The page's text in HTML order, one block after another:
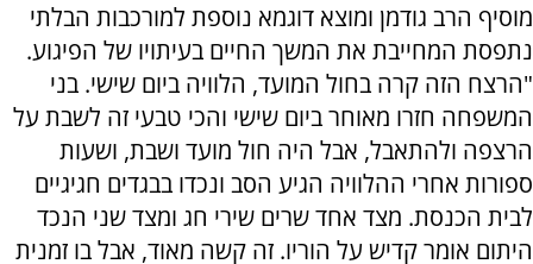
מוסיף הרב גודמן ומוצא דוגמא נוספת למורכבות הבלתי
נתפסת המחייבת את המשך החיים בעיתויו של הפיגוע.
"הרצח הזה קרה בחול המועד, הלוויה ביום שישי. בני
המשפחה חזרו מאוחר ביום שישי והכי טבעי זה לשבת על
הרצפה ולהתאבל, אבל היה חול מועד ושבת, ושעות
ספורות אחרי ההלוויה הגיע הסב ונכדו בבגדים חגיגיים
לבית הכנסת. מצד אחד שרים שירי חג ומצד שני הנכד
היתום אומר קדיש על הוריו. זה קשה מאוד, אבל בו זמנית